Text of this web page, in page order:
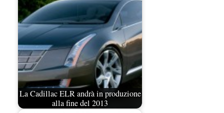
La Cadillac ELR andrà in produzione
alla fine del 2013